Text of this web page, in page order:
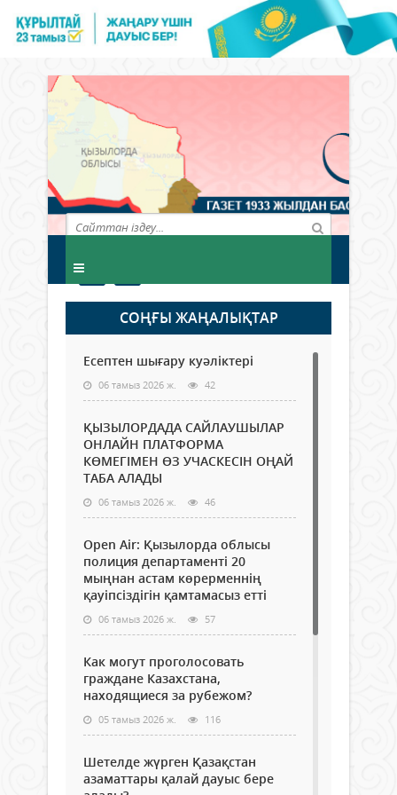
СОҢҒЫ ЖАҢАЛЫҚТАР
Есептен шығару куәліктері
06 тамыз 2026 ж. 42
ҚЫЗЫЛОРДАДА САЙЛАУШЫЛАР
ОНЛАЙН ПЛАТФОРМА
КӨМЕГІМЕН ӨЗ УЧАСКЕСІН ОҢАЙ
ТАБА АЛАДЫ
06 тамыз 2026 ж. 46
Open Air: Қызылорда облысы
полиция департаменті 20
мыңнан астам көрерменнің
қауіпсіздігін қамтамасыз етті
06 тамыз 2026 ж. 57
Как могут проголосовать
граждане Казахстана,
находящиеся за рубежом?
05 тамыз 2026 ж. 116
Шетелде жүрген Қазақстан
азаматтары қалай дауыс бере